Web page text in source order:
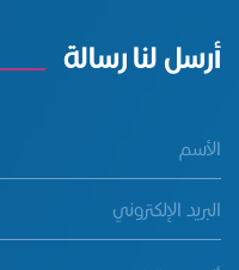
أرسل لنا رسالة